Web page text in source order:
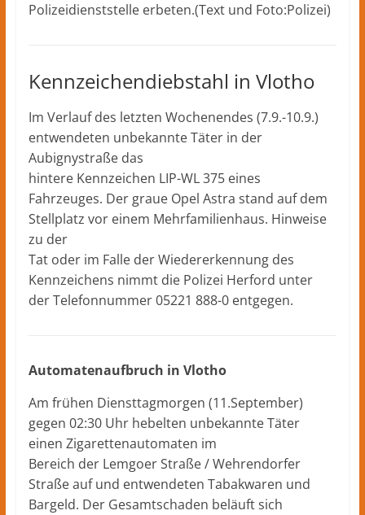
Polizeidienststelle erbeten.(Text und Foto:Polizei)
Kennzeichendiebstahl in Vlotho
Im Verlauf des letzten Wochenendes (7.9.-10.9.)
entwendeten unbekannte Täter in der
Aubignystraße das
hintere Kennzeichen LIP-WL 375 eines
Fahrzeuges. Der graue Opel Astra stand auf dem
Stellplatz vor einem Mehrfamilienhaus. Hinweise
zu der
Tat oder im Falle der Wiedererkennung des
Kennzeichens nimmt die Polizei Herford unter
der Telefonnummer 05221 888-0 entgegen.
Automatenaufbruch in Vlotho
Am frühen Diensttagmorgen (11.September)
gegen 02:30 Uhr hebelten unbekannte Täter
einen Zigarettenautomaten im
Bereich der Lemgoer Straße / Wehrendorfer
Straße auf und entwendeten Tabakwaren und
Bargeld. Der Gesamtschaden beläuft sich